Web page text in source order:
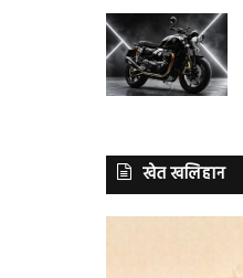
खेत खलिहान